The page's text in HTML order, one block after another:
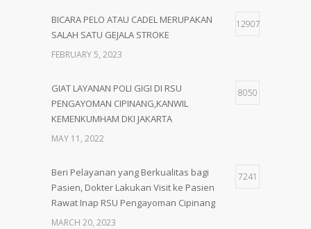
BICARA PELO ATAU CADEL MERUPAKAN
SALAH SATU GEJALA STROKE
12907
FEBRUARY 5, 2023
GIAT LAYANAN POLI GIGI DI RSU
PENGAYOMAN CIPINANG,KANWIL
KEMENKUMHAM DKI JAKARTA
8050
MAY 11, 2022
Beri Pelayanan yang Berkualitas bagi
Pasien, Dokter Lakukan Visit ke Pasien
Rawat Inap RSU Pengayoman Cipinang
7241
MARCH 20, 2023